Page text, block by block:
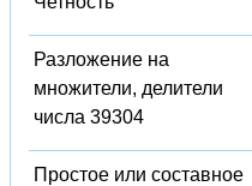
Разложение на
множители, делители
числа 39304
Простое или составное